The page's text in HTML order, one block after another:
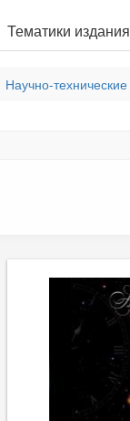
Тематики издания
Научно-